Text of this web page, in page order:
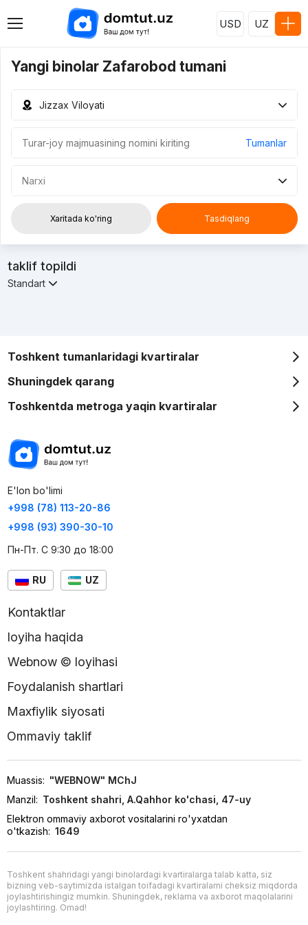
USD UZ
Yangi binolar Zafarobod tumani
Jizzax Viloyati
Tumanlar
Narxi
Xaritada ko'ring Tasdiqlang
taklif topildi
Standart
Toshkent tumanlaridagi kvartiralar
Shuningdek qarang
Toshkentda metroga yaqin kvartiralar
E'lon bo'limi
+998 (78) 113-20-86
+998 (93) 390-30-10
Пн-Пт. С 9:30 до 18:00
RU UZ
Kontaktlar
loyiha haqida
Webnow © loyihasi
Foydalanish shartlari
Maxfiylik siyosati
Ommaviy taklif
Muassis: "WEBNOW" MChJ
Manzil: Toshkent shahri, A.Qahhor ko'chasi, 47-uy
Elektron ommaviy axborot vositalarini ro'yxatdan
o'tkazish: 1649
Toshkent shahridagi yangi binolardagi kvartiralarga talab katta, siz
bizning veb-saytimizda istalgan toifadagi kvartiralarni cheksiz miqdorda
joylashtirishingiz mumkin. Shuningdek, reklama va axborot maqolalarini
joylashtiring. Omad!